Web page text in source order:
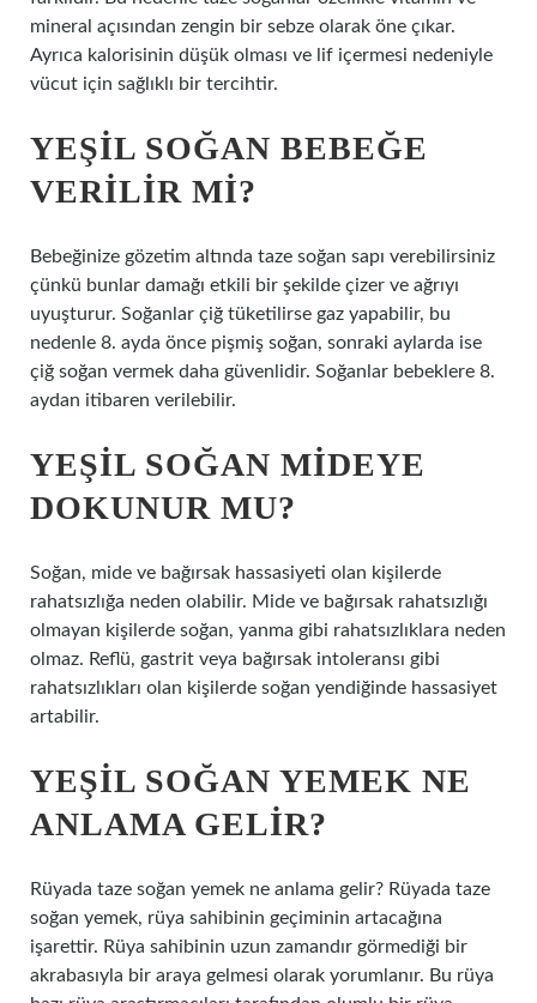
mineral açısından zengin bir sebze olarak öne çıkar.
Ayrıca kalorisinin düşük olması ve lif içermesi nedeniyle
vücut için sağlıklı bir tercihtir.
YEŞIL SOĞAN BEBEĞE
VERILIR MI?
Bebeğinize gözetim altında taze soğan sapı verebilirsiniz
çünkü bunlar damağı etkili bir şekilde çizer ve ağrıyı
uyuşturur. Soğanlar çiğ tüketilirse gaz yapabilir, bu
nedenle 8. ayda önce pişmiş soğan, sonraki aylarda ise
çiğ soğan vermek daha güvenlidir. Soğanlar bebeklere 8.
aydan itibaren verilebilir.
YEŞIL SOĞAN MIDEYE
DOKUNUR MU?
Soğan, mide ve bağırsak hassasiyeti olan kişilerde
rahatsızlığa neden olabilir. Mide ve bağırsak rahatsızlığı
olmayan kişilerde soğan, yanma gibi rahatsızlıklara neden
olmaz. Reflü, gastrit veya bağırsak intoleransı gibi
rahatsızlıkları olan kişilerde soğan yendiğinde hassasiyet
artabilir.
YEŞIL SOĞAN YEMEK NE
ANLAMA GELIR?
Rüyada taze soğan yemek ne anlama gelir? Rüyada taze
soğan yemek, rüya sahibinin geçiminin artacağına
işarettir. Rüya sahibinin uzun zamandır görmediği bir
akrabasıyla bir araya gelmesi olarak yorumlanır. Bu rüya